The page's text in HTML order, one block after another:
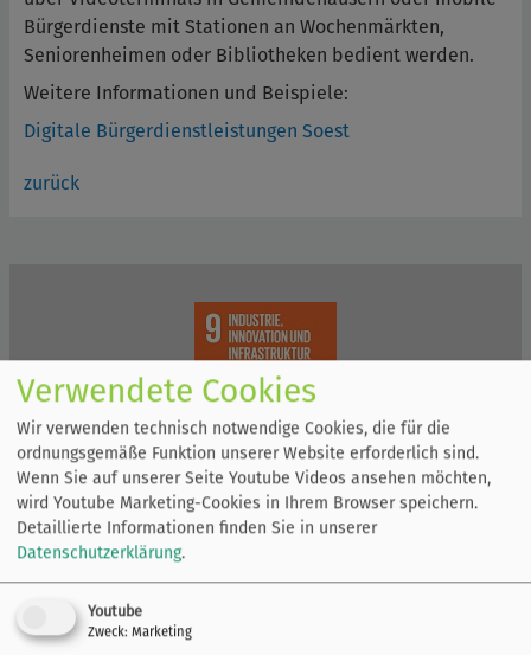
Bürgerdienste mit Stationen an Wochenmärkten,
Seniorenheimen oder Bibliotheken bedient werden.
Weitere Informationen und Beispiele:
Digitale Bürgerdienstleistungen Soest
zurück
Verwendete Cookies
Wir verwenden technisch notwendige Cookies, die für die
ordnungsgemäße Funktion unserer Website erforderlich sind.
Wenn Sie auf unserer Seite Youtube Videos ansehen möchten,
wird Youtube Marketing-Cookies in Ihrem Browser speichern.
Detaillierte Informationen finden Sie in unserer
Datenschutzerklärung.
Youtube
Zweck: Marketing